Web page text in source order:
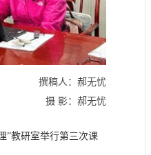
撰稿人：郝无忧
摄 影：郝无忧
”教研室举行第三次课